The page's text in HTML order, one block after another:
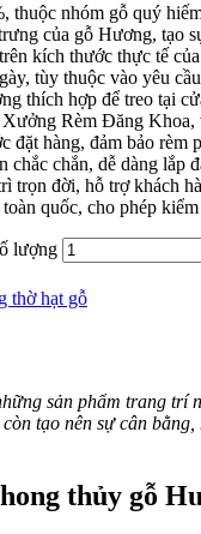
thuộc nhóm gỗ quý
của gỗ Hương, tạo
kích thước thực tế
tùy thuộc vào yêu
thích hợp để treo tại
Xưởng Rèm Đăng
đặt hàng, đảm bảo
chắc chắn, dễ dàng lắp
trọn đời, hỗ trợ khách
quốc, cho phép
lượng
thờ hạt gỗ
sản phẩm trang trí
tạo nên sự cân
thủy gỗ